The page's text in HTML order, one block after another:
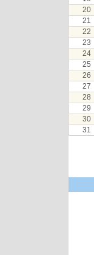
20
21
22
23
24
25
26
27
28
29
30
31